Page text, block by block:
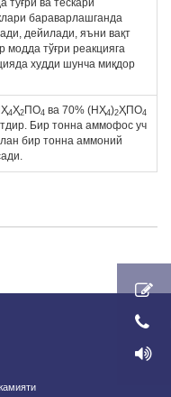
тўғри ва тескари
бараварлашганда
дейилади, яъни вақт
модда тўғри реакцияга
худди шунча миқдор
4Ҳ2 ПО4 ва 70% (НҲ4)2ҲПО4
Бир тонна аммофос уч
бир тонна аммоний